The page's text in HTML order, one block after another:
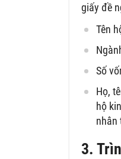
giấy đề
Tên
Số
Họ,
hộ
nhân
3.